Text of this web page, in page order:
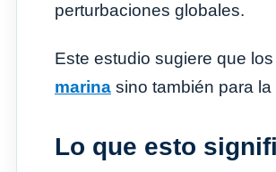
perturbaciones globales.
Este estudio sugiere que
marina sino también para
Lo que esto